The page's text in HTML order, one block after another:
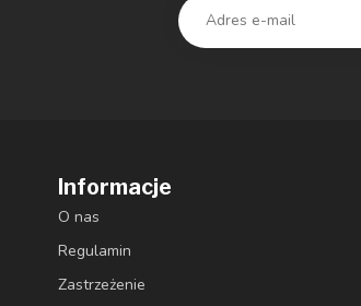
Informacje
O nas
Regulamin
Zastrzeżenie